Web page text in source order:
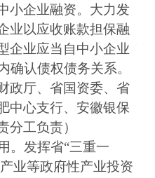
小企业融资。大力发
业以应收账款担保融
企业应当自中小企业
确认债权债务关系。
政厅、省国资委、省
中心支行、安徽银保
分工负责）
。发挥省“三重一
业等政府性产业投资